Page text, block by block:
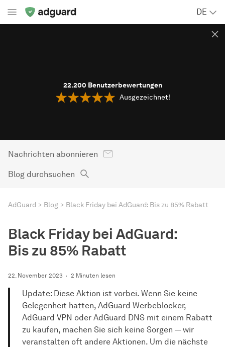
DE
22.200 Benutzerbewertungen
Ausgezeichnet!
Nachrichten abonnieren
Blog durchsuchen
AdGuard Blog Black Friday bei AdGuard: Bis zu 85% Rabatt
Black Friday bei AdGuard:
Bis zu 85% Rabatt
22. November 2023 2 Minuten lesen
Update: Diese Aktion ist vorbei. Wenn Sie keine
Gelegenheit hatten, AdGuard Werbeblocker,
AdGuard VPN oder AdGuard DNS mit einem Rabatt
zu kaufen, machen Sie sich keine Sorgen — wir
veranstalten oft andere Aktionen. Um die nächste